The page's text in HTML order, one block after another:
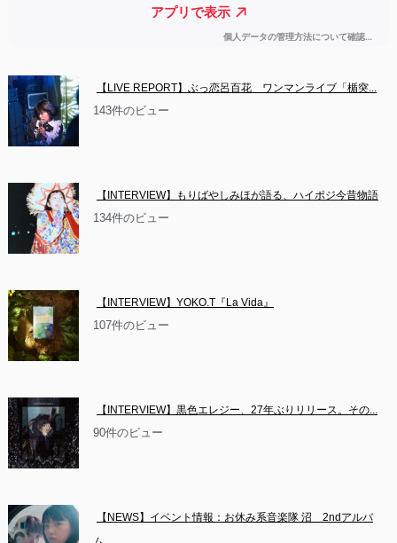
【LIVE REPORT】ぶっ恋呂百花　ワンマンライブ「楯突...
143件のビュー
【INTERVIEW】もりばやしみほが語る、ハイポジ今昔物語
134件のビュー
【INTERVIEW】YOKO.T『La Vida』
107件のビュー
【INTERVIEW】黒色エレジー、27年ぶりリリース。その...
90件のビュー
【NEWS】イベント情報：お休み系音楽隊 沼　2ndアルバ